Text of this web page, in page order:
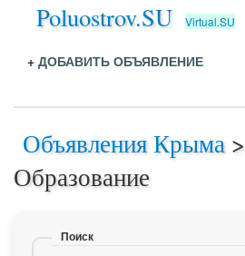
Poluostrov.SU Virtual.SU
+ ДОБАВИТЬ ОБЪЯВЛЕНИЕ
Объявления Крыма >
Образование
Поиск